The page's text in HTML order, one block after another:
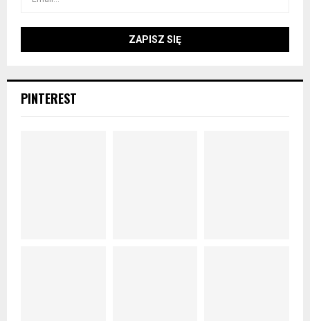
PINTEREST